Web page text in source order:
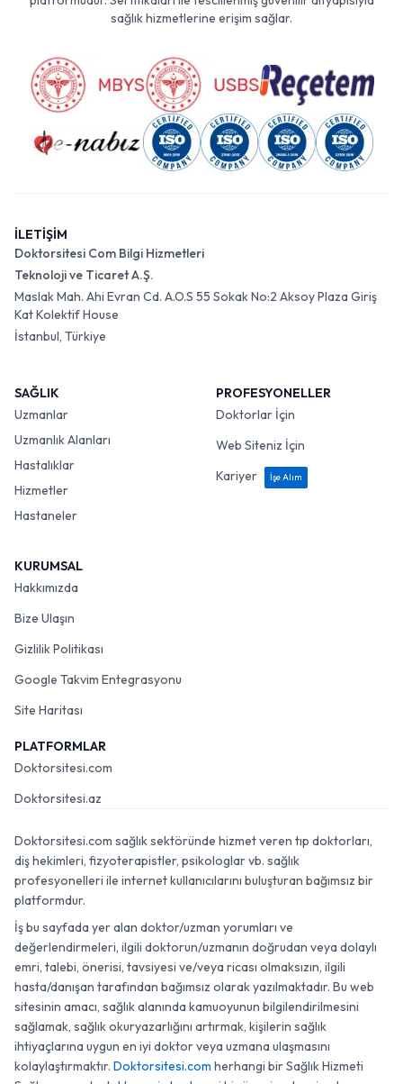
sağlık hizmetlerine erişim sağlar.
İLETİŞİM
Doktorsitesi Com Bilgi Hizmetleri
Teknoloji ve Ticaret A.Ş.
Maslak Mah. Ahi Evran Cd. A.O.S 55 Sokak No:2 Aksoy Plaza Giriş
Kat Kolektif House
İstanbul, Türkiye
SAĞLIK
Uzmanlar
Uzmanlık Alanları
Hastalıklar
Hizmetler
Hastaneler
PROFESYONELLER
Doktorlar İçin
Web Siteniz İçin
Kariyer
İşe Alım
KURUMSAL
Hakkımızda
Bize Ulaşın
Gizlilik Politikası
Google Takvim Entegrasyonu
Site Haritası
PLATFORMLAR
Doktorsitesi.com
Doktorsitesi.az
Doktorsitesi.com sağlık sektöründe hizmet veren tıp doktorları,
diş hekimleri, fizyoterapistler, psikologlar vb. sağlık
profesyonelleri ile internet kullanıcılarını buluşturan bağımsız bir
platformdur.
İş bu sayfada yer alan doktor/uzman yorumları ve
değerlendirmeleri, ilgili doktorun/uzmanın doğrudan veya dolaylı
emri, talebi, önerisi, tavsiyesi ve/veya ricası olmaksızın, ilgili
hasta/danışan tarafından bağımsız olarak yazılmaktadır. Bu web
sitesinin amacı, sağlık alanında kamuoyunun bilgilendirilmesini
sağlamak, sağlık okuryazarlığını artırmak, kişilerin sağlık
ihtiyaçlarına uygun en iyi doktor veya uzmana ulaşmasını
kolaylaştırmaktır. Doktorsitesi.com herhangi bir Sağlık Hizmeti